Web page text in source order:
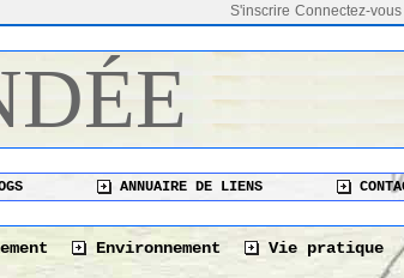
Connectez-vous
S'inscrire
ANNUAIRE DE LIENS
Environnement Vie pratique